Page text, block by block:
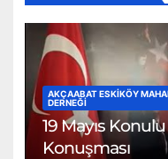
AKÇAABAT ESKIKÖY
DERNEĞI
19 Mayıs
Konuşması